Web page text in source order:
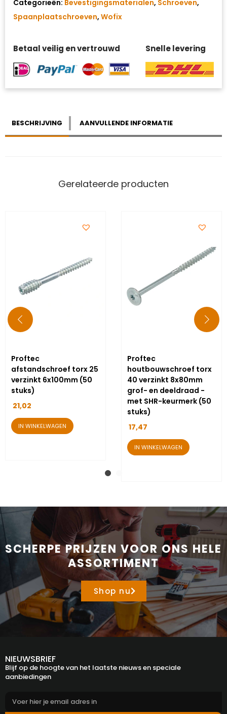
Categorieën: Bevestigingsmaterialen, Schroeven,
Spaanplaatschroeven, Wofix
Betaal veilig en vertrouwd Snelle levering
BESCHRIJVING AANVULLENDE INFORMATIE
Gerelateerde producten
Proftec
afstandschroef torx 25
verzinkt 6x100mm (50
stuks)
21,02
IN WINKELWAGEN
Proftec
houtbouwschroef torx
40 verzinkt 8x80mm
grof- en deeldraad -
met SHR-keurmerk (50
stuks)
17,47
IN WINKELWAGEN
SCHERPE PRIJZEN VOOR ONS HELE
ASSORTIMENT
Shop nu
NIEUWSBRIEF
Blijf op de hoogte van het laatste nieuws en speciale
aanbiedingen